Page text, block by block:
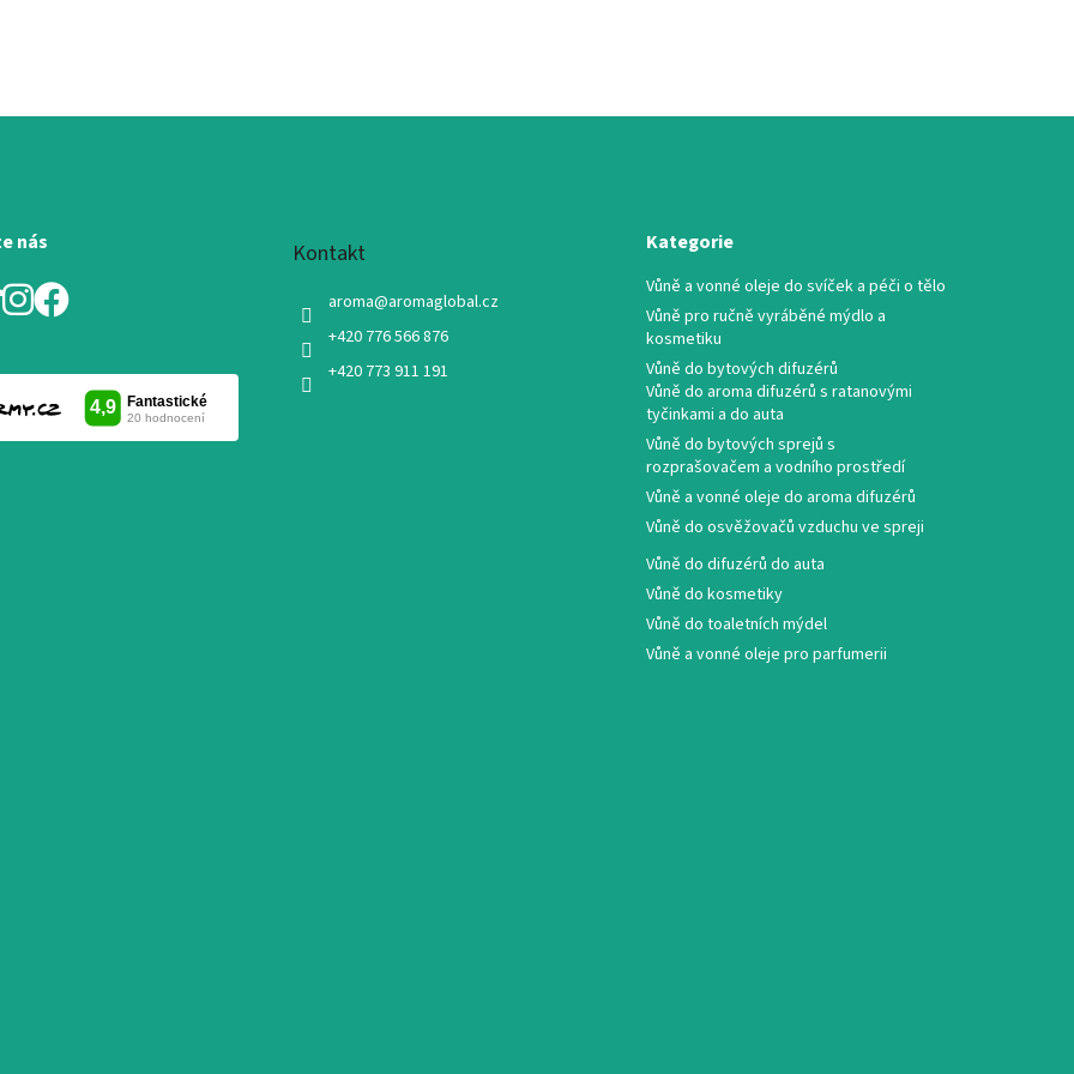
nás Kontakt
aroma@aromaglobal.cz
+420 776 566 876
+420 773 911 191
Kategorie
Vůně a vonné oleje do svíček a péči o tělo
Vůně pro ručně vyráběné mýdlo a
kosmetiku
Vůně do bytových difuzérů
Vůně do aroma difuzérů s ratanovými
tyčinkami a do auta
Vůně do bytových sprejů s
rozprašovačem a vodního prostředí
Vůně a vonné oleje do aroma difuzérů
Vůně do osvěžovačů vzduchu ve spreji
Vůně do difuzérů do auta
Vůně do kosmetiky
Vůně do toaletních mýdel
Vůně a vonné oleje pro parfumerii